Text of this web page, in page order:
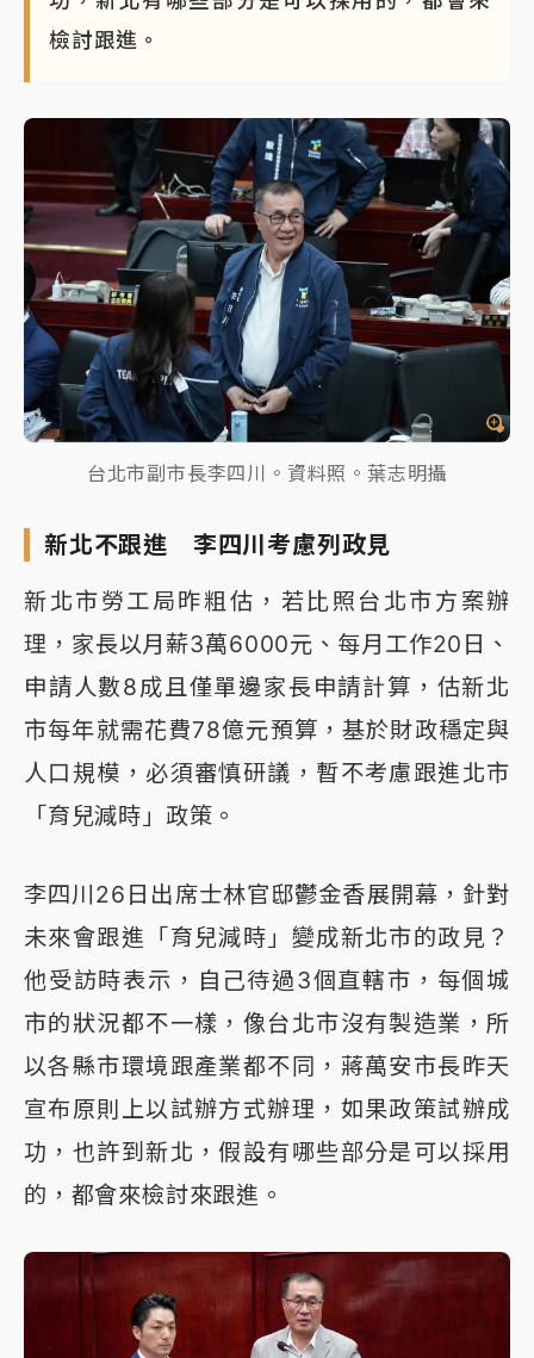
檢討跟進。
台北市副市長李四川。資料照。葉志明攝
新北不跟進 李四川考慮列政見
新北市勞工局昨粗估，若比照台北市方案辦
理，家長以月薪3萬6000元、每月工作20日、
申請人數8成且僅單邊家長申請計算，估新北
市每年就需花費78億元預算，基於財政穩定與
人口規模，必須審慎研議，暫不考慮跟進北市
「育兒減時」政策。
李四川26日出席士林官邸鬱金香展開幕，針對
未來會跟進「育兒減時」變成新北市的政見？
他受訪時表示，自己待過3個直轄市，每個城
市的狀況都不一樣，像台北市沒有製造業，所
以各縣市環境跟產業都不同，蔣萬安市長昨天
宣布原則上以試辦方式辦理，如果政策試辦成
功，也許到新北，假設有哪些部分是可以採用
的，都會來檢討來跟進。